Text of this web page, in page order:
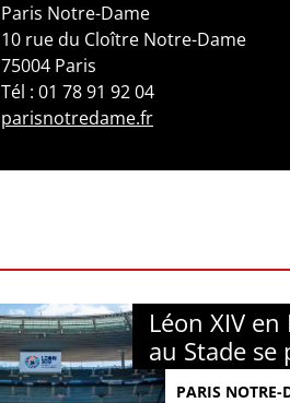
Paris Notre-Dame
10 rue du Cloître Notre-Dame
75004 Paris
Tél : 01 78 91 92 04
parisnotredame.fr
Léon XIV
au Stade se
PARIS